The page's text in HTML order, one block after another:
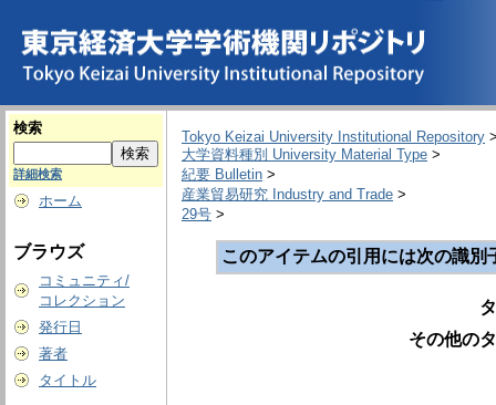
検索
詳細検索
ホーム
ブラウズ
コミュニティ/
コレクション
発行日
著者
タイトル
Tokyo Keizai University Institutional Repository
大学資料種別 University Material Type >
紀要 Bulletin >
産業貿易研究 Industry and Trade >
29号 >
このアイテムの引用には次の識
その他の